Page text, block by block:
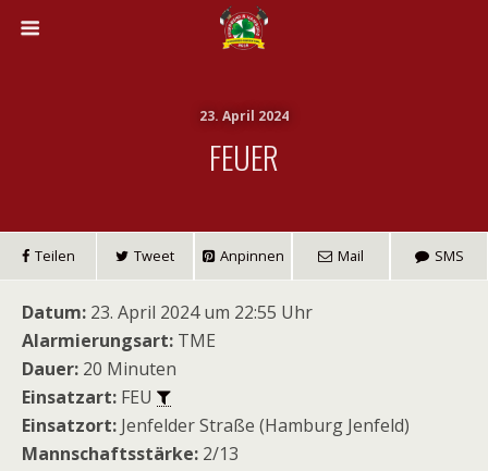
23. April 2024
FEUER
Teilen Tweet Anpinnen Mail SMS
Datum: 23. April 2024 um 22:55 Uhr
Alarmierungsart: TME
Dauer: 20 Minuten
Einsatzart: FEU
Einsatzort: Jenfelder Straße (Hamburg Jenfeld)
Mannschaftsstärke: 2/13